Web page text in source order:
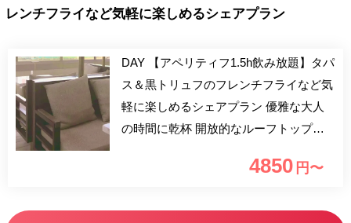
レンチフライなど気軽に楽しめるシェアプラン
DAY 【アペリティフ1.5h飲み放題】タパ
ス＆黒トリュフのフレンチフライなど気
軽に楽しめるシェアプラン 優雅な大人
の時間に乾杯 開放的なルーフトップバ
4850 円〜